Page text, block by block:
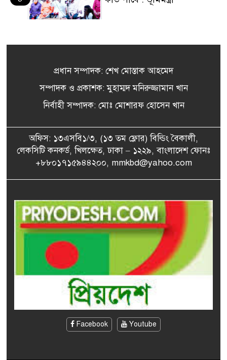
‘জুলাই আন্দোলন ছিল স্বৈরাচার
পতনের আন্দোলন’
৭
আ. লীগের জুলুমের পথ বিএনপি
অনুসরণ করবে না: বিদ্যুৎ
প্রতিমন্ত্রী
৮
দিলো ইসরায়েল
মেসির রেকর্ড গোলের ম্যাচে
মিয়ামির বড় জয়
‘ধর্মের অপব্যাখ্যা দিয়ে মানুষকে
বিভ্রান্ত করছে সংঘবদ্ধ ধর্ম
ব্যবসায়ী গোষ্ঠী’
প্রধান সম্পাদক: শেখ মোস্তাক আহমেদ
সম্পাদক ও প্রকাশক: মুহাম্মদ মনিরুজ্জামান খান
নির্বাহী সম্পাদক: মোঃ মোশারফ হোসেন খান
অফিস: ১৩এসবি১/৩, (১৩ তম ফ্লোর) বিল্ডিং বৈকালী,
লেকসিটি কনকর্ড, খিলক্ষেত, ঢাকা – ১২২৯, বাংলাদেশ ফোনঃ
+৮৮০১৭১৫৯৪৪২০০, mmkbd@yahoo.com
Facebook Youtube